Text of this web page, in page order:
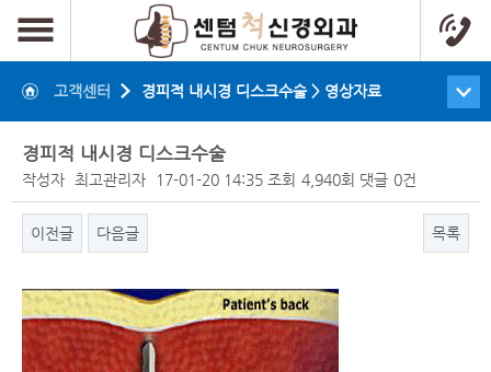
고객센터 경피적 내시경 디스크수술 > 영상자료
경피적 내시경 디스크수술
작성자 최고관리자 17-01-20 14:35 조회 4,940회 댓글 0건
이전글 다음글 목록
본문